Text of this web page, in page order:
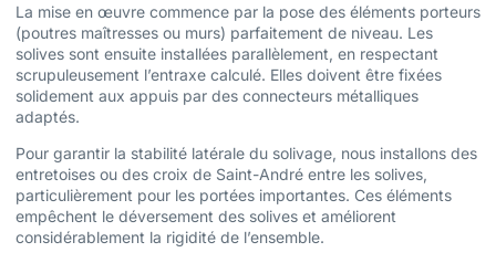
La mise en œuvre commence par la pose des éléments porteurs
(poutres maîtresses ou murs) parfaitement de niveau. Les
solives sont ensuite installées parallèlement, en respectant
scrupuleusement l’entraxe calculé. Elles doivent être fixées
solidement aux appuis par des connecteurs métalliques
adaptés.
Pour garantir la stabilité latérale du solivage, nous installons des
entretoises ou des croix de Saint-André entre les solives,
particulièrement pour les portées importantes. Ces éléments
empêchent le déversement des solives et améliorent
considérablement la rigidité de l’ensemble.